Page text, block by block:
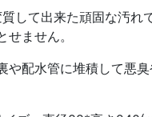
して出来た頑固な汚れ
せません。
や配水管に堆積して悪